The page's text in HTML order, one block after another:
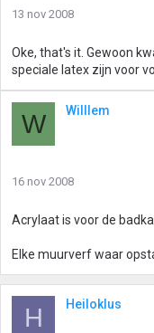
13 nov 2008
Oke, that's it. Gewoon
speciale latex zijn voor
W Willlem
16 nov 2008
Acrylaat is voor de
Elke muurverf waar
H Heiloklus